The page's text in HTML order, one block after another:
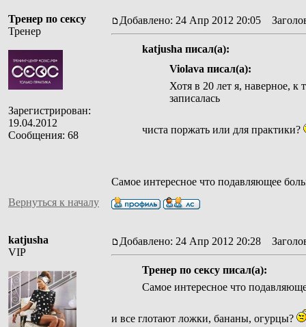
Тренер по сексу
Тренер
Зарегистрирован:
19.04.2012
Сообщения: 68
Добавлено: 24 Апр 2012 20:05
katjusha писал(а):
Violava писал(а):
Хотя в 20 лет я, наверное, к
записалась
чиста поржать или для практики?
Самое интересное что подавляющее
Вернуться к началу
katjusha
VIP
Добавлено: 24 Апр 2012 20:28
Тренер по сексу писал(а):
Самое интересное что
и все глотают ложки, бананы, огурцы?